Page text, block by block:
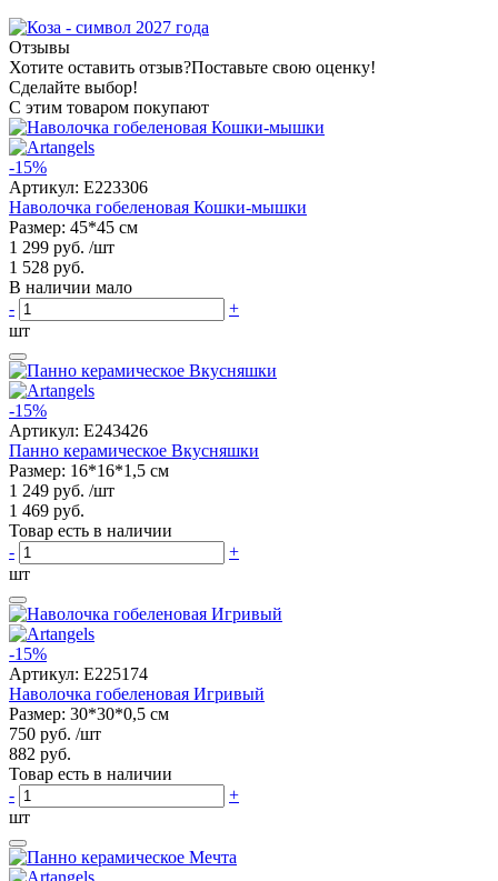
Отзывы
Хотите оставить отзыв?Поставьте свою оценку!
Сделайте выбор!
С этим товаром покупают
-15%
Артикул: E223306
Наволочка гобеленовая Кошки-мышки
Размер: 45*45 см
1 299 руб. /шт
1 528 руб.
В наличии мало
-
+
шт
-15%
Артикул: E243426
Панно керамическое Вкусняшки
Размер: 16*16*1,5 см
1 249 руб. /шт
1 469 руб.
Товар есть в наличии
-
+
шт
-15%
Артикул: E225174
Наволочка гобеленовая Игривый
Размер: 30*30*0,5 см
750 руб. /шт
882 руб.
Товар есть в наличии
-
+
шт